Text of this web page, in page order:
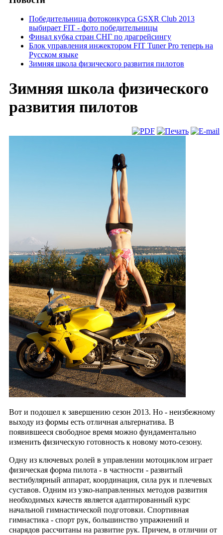
Победительница фотоконкурса GSXR Club 2013
выбирает FIT - фото победительницы
Финал кубка стран СНГ по драгрейсингу
Блок управления инжектором FIT Tuner Pro теперь на
Русском языке
Зимняя школа физического развития пилотов
Зимняя школа физического
развития пилотов
Вот и подошел к завершению сезон 2013. Но - неизбежному
выходу из формы есть отличная альтернатива. В
появившееся свободное время можно фундаментально
изменить физическую готовность к новому мото-сезону.
Одну из ключевых ролей в управлении мотоциклом играет
физическая форма пилота - в частности - развитый
вестибулярный аппарат, координация, сила рук и плечевых
суставов. Одним из узко-направленных методов развития
необходимых качеств является адаптированный курс
начальной гимнастической подготовки. Спортивная
гимнастика - спорт рук, большинство упражнений и
снарядов рассчитаны на развитие рук. Причем, в отличии от